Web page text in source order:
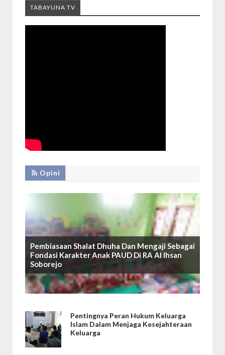
TABAYUNA TV
Opini
Pembiasaan Shalat Dhuha Dan Mengaji Sebagai
Fondasi Karakter Anak PAUD Di RA Al Ihsan
Soborejo
Pentingnya Peran Hukum Keluarga
Islam Dalam Menjaga Kesejahteraan
Keluarga